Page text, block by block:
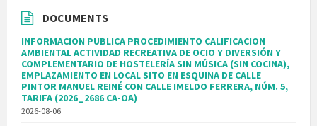
DOCUMENTS
INFORMACION PUBLICA PROCEDIMIENTO CALIFICACION
AMBIENTAL ACTIVIDAD RECREATIVA DE OCIO Y DIVERSIÓN Y
COMPLEMENTARIO DE HOSTELERÍA SIN MÚSICA (SIN COCINA),
EMPLAZAMIENTO EN LOCAL SITO EN ESQUINA DE CALLE
PINTOR MANUEL REINÉ CON CALLE IMELDO FERRERA, NÚM. 5,
TARIFA (2026_2686 CA-OA)
2026-08-06